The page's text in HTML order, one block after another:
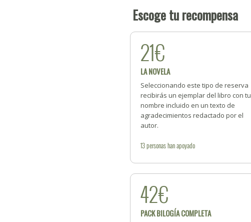
Escoge tu recompensa
21€
LA NOVELA
Seleccionando este tipo de reserva
recibirás un ejemplar del libro con tu
nombre incluido en un texto de
agradecimientos redactado por el
autor.
13personashan apoyado
42€
PACK BILOGÍA COMPLETA